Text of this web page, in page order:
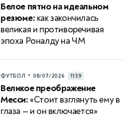
Белое пятно на идеальном
резюме: как закончилась
великая и противоречивая
эпоха Роналду на ЧМ
ФУТБОЛ • 08/07/2026 11:59
Великое преображение
Месси:«Стоит взглянуть ему в
глаза — и он включается»